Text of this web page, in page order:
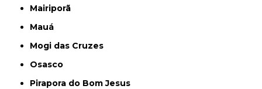
Mairiporã
Mauá
Mogi das Cruzes
Osasco
Pirapora do Bom Jesus